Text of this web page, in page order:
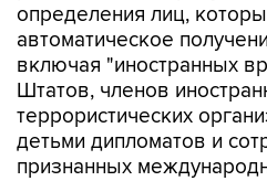
определения лиц,
автоматическое
включая "иностранных
Штатов, членов
террористических
детьми дипломатов и
признанных